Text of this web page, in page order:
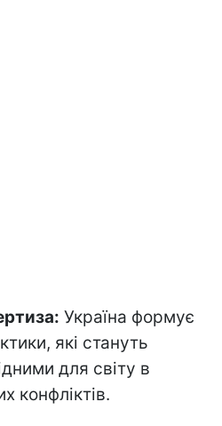
Україна формує
які стануть
для світу в
конфліктів.